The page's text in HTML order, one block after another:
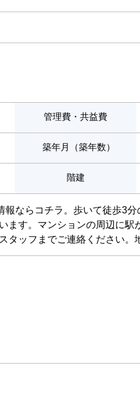
管理費・共益費
築年月（築年数）
階建
ならコチラ。歩いて徒歩3
ます。マンションの周辺に駅
ッフまでご連絡ください。